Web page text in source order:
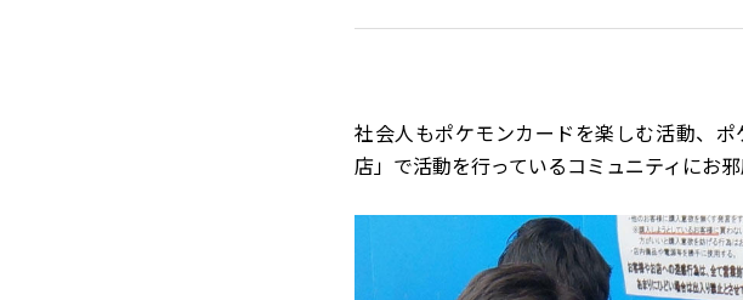
社会人もポケモンカードを楽しむ活動、
店」で活動を行っているコミュニティにお邪